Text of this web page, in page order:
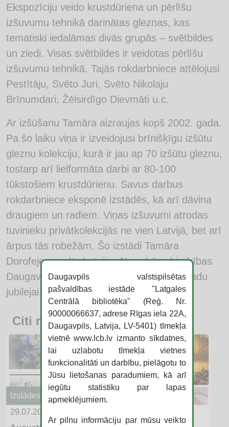
Ekspozīciju veido krustdūriena un pērlīšu
izšuvumu tehnikā darinātas gleznas, kas
tematiski iedalāmas divās grupās – svētbildes
un ziedi. Visas svētbildes ir veidotas pērlīšu
izšuvumu tehnikā. Tajās rokdarbniece attēlojusi
Pestītāju, Svēto Juri, Svēto Nikolaju
Brīnumdari, Žēlsirdīgo Dievmāti u.c.
Ar izšūšanu Tamāra aizraujas kopš 2002. gada.
Pa šo laiku viņa ir izveidojusi brīnišķīgu izšūtu
gleznu kolekciju, kurā ir jau ap 70 izšūtu gleznu,
tostarp arī lielformāta darbi ar 80-100
tūkstošiem krustdūrienu. Savus darbus
rokdarbniece eksponē izstādēs, kā arī dāvina
draugiem un radiem. Viņas izšuvumi atrodas
tuvinieku privātkolekcijās ne vien Latvijā, bet arī
ārpus tās robežām. Šo izstādi Tamāra
Dorofejeva velta Latvijas Neredzīgo biedrības
Daugavpils teritoriālās organizācijas 60 gadu
jubilejai.
Citi raksti
Izstādes
29.07.2026
Daugavpils valstspilsētas
pašvaldības iestāde "Latgales
Centrālā bibliotēka" (Reģ. Nr.
90000066637, adrese Rīgas iela 22A,
Daugavpils, Latvija, LV-5401) tīmekļa
vietnē www.lcb.lv izmanto sīkdatnes,
lai uzlabotu tīmekļa vietnes
funkcionalitāti un darbību, pielāgotu to
Jūsu lietošanas paradumiem, kā arī
iegūtu statistiku par lapas
apmeklējumiem.
Ar pilnu informāciju par mūsu veikto